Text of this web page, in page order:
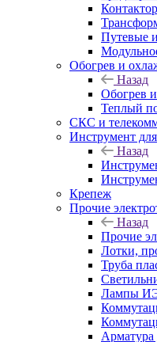
Путевые
Обогрев и
Назад
Обогрев
Теплый
СКС и
Инструмент
Назад
Крепеж
Прочие
Назад
Прочие
Лотки,
Труба
Лампы